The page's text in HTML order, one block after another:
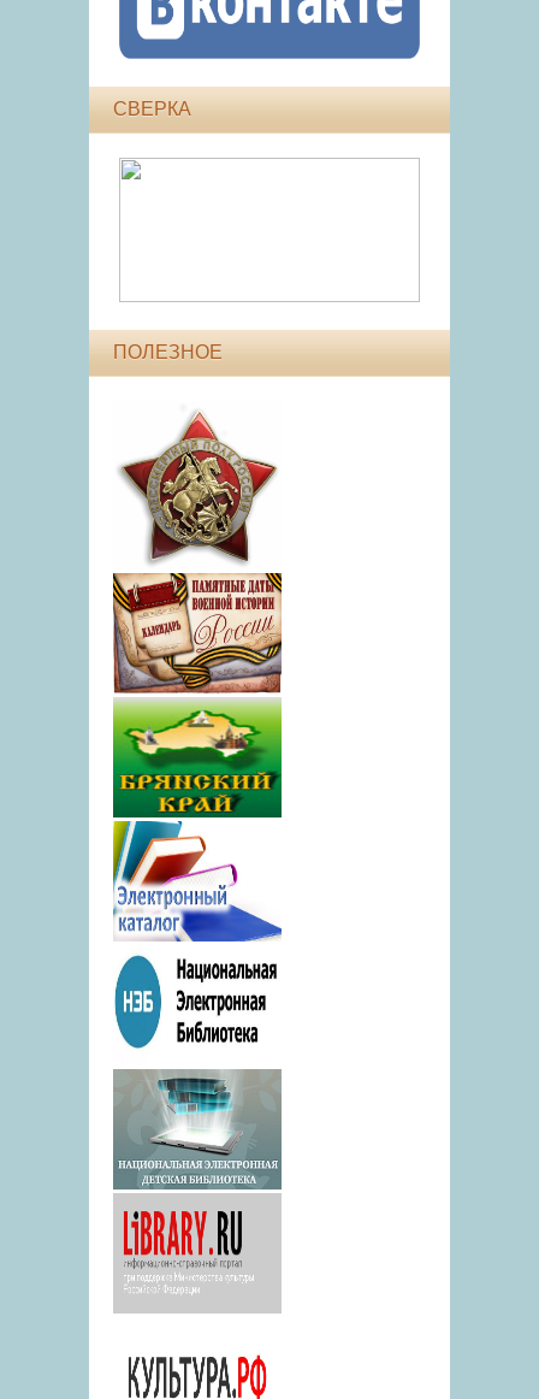
СВЕРКА
ПОЛЕЗНОЕ